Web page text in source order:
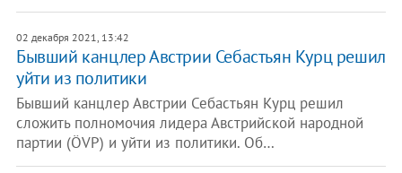
02 декабря 2021, 13:42
Бывший канцлер Австрии Себастьян Курц решил
уйти из политики
Бывший канцлер Австрии Себастьян Курц решил
сложить полномочия лидера Австрийской народной
партии (ÖVP) и уйти из политики. Об…